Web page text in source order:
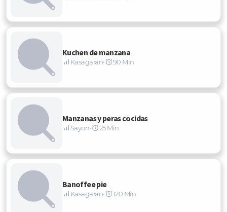
Kuchen de manzana
Kasagaran• 90 Min
Manzanas y peras cocidas
Sayon• 25 Min
Banoffee pie
Kasagaran• 120 Min